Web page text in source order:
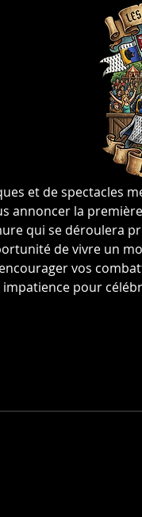
et de spectacles
annoncer la
qui se déroulera
de vivre un
vos
impatience pour